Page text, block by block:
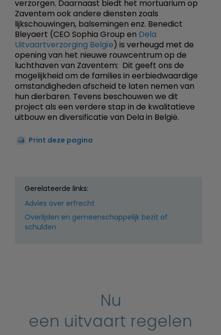
verzorgen. Daarnaast biedt het mortuarium op
Zaventem ook andere diensten zoals
lijkschouwingen, balsemingen enz. Benedict
Bleyaert (CEO Sophia Group en Dela
Uitvaartverzorging Belgïe) is verheugd met de
opening van het nieuwe rouwcentrum op de
luchthaven van Zaventem:  Dit geeft ons de
mogelijkheid om de families in eerbiedwaardige
omstandigheden afscheid te laten nemen van
hun dierbaren. Tevens beschouwen we dit
project als een verdere stap in de kwalitatieve
uitbouw en diversificatie van Dela in België.
Print deze pagina
Gerelateerde links:
Advies over erfrecht
Overlijden en gemeenschappelijk bezit of
schulden
Nu
een uitvaart regelen